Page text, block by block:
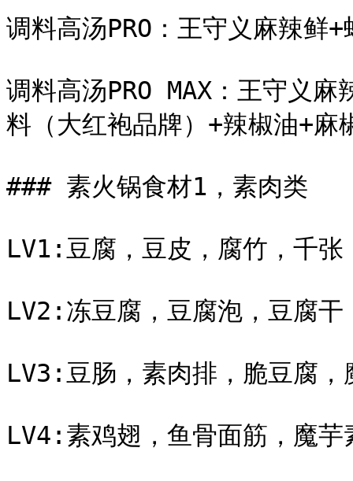
调料高汤PRO：王守义麻辣鲜
调料高汤PRO MAX：王守义
料（大红袍品牌）+辣椒油+麻
### 素火锅食材1，素肉类
LV1:豆腐，豆皮，腐竹，千张
LV2:冻豆腐，豆腐泡，豆腐
LV3:豆肠，素肉排，脆豆腐，
LV4:素鸡翅，鱼骨面筋，魔芋